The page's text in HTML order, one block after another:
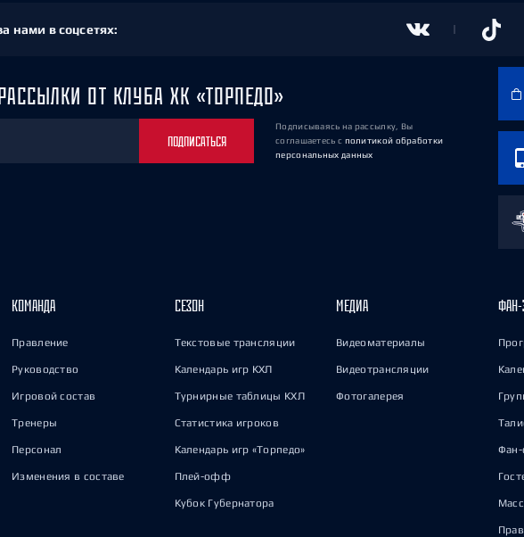
нами в соцсетях:
ОТ КЛУБА ХК «ТОРПЕДО»
ПОДПИСАТЬСЯ
Подписываясь на рассылку, Вы
соглашаетесь с политикой обработки
персональных данных
КОМАНДА
Правление
Руководство
Игровой состав
Тренеры
Персонал
Изменения в составе
СЕЗОН
Текстовые трансляции
Календарь игр КХЛ
Турнирные таблицы КХЛ
Статистика игроков
Календарь игр «Торпедо»
Плей-офф
Кубок Губернатора
МЕДИА
Видеоматериалы
Видеотрансляции
Фотогалерея
ФАН-
Фан-